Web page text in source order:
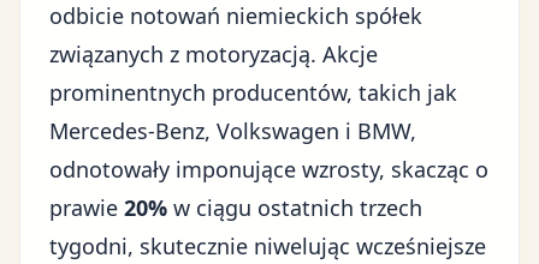
odbicie notowań niemieckich spółek
związanych z motoryzacją. Akcje
prominentnych producentów, takich jak
Mercedes-Benz, Volkswagen i BMW,
odnotowały imponujące wzrosty, skacząc o
prawie 20% w ciągu ostatnich trzech
tygodni, skutecznie niwelując wcześniejsze